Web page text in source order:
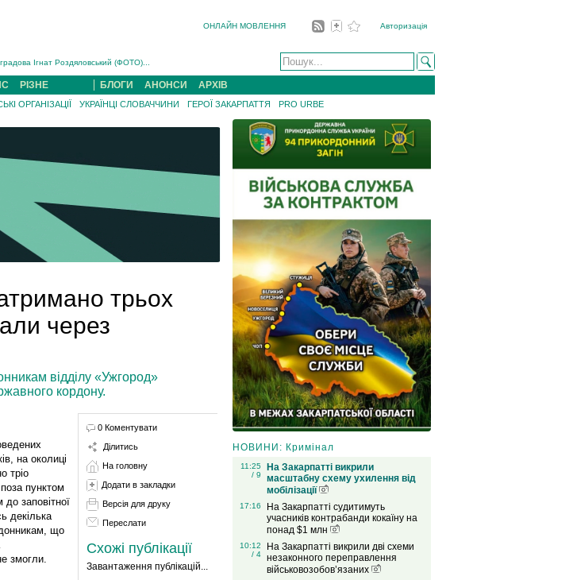
ОНЛАЙН МОВЛЕННЯ Авторизація
захисником Богданом Югасом, який два роки �...
Ігнат Роздяловський (ФОТО)...
із Чинадійова на Мукачівщині �...
РІЗНЕ БЛОГИ АНОНСИ АРХІВ
ОРГАНІЗАЦІЇ УКРАЇНЦІ СЛОВАЧЧИНИ ГЕРОЇ ЗАКАРПАТТЯ PRO URBE
трьох
через
відділу «Ужгород»
кордону.
на околиці
тріо
пунктом
заповітної
декілька
що
змогли.
0 Коментувати
Ділитись
На головну
Додати в закладки
Версія для друку
Переслати
Схожі публікації
Завантаження публікацій...
НОВИНИ: Кримінал
11:25
/ 9
На Закарпатті викрили
масштабну схему ухилення від
мобілізації
17:16
На Закарпатті судитимуть
учасників контрабанди кокаїну на
понад $1 млн
10:12
/ 4
На Закарпатті викрили дві схеми
незаконного переправлення
військовозобов’язаних